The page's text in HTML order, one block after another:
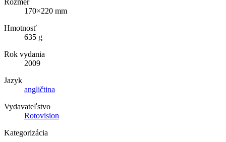
170×220 mm
Hmotnosť
635 g
Rok vydania
2009
Jazyk
angličtina
Vydavateľstvo
Rotovision
Kategorizácia